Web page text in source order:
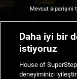
Mevcut siparişini
Daha iyi bir
istiyoruz
House of
deneyiminizi